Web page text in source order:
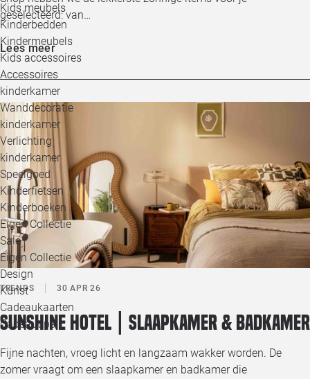
Kids meubels
Kinderbedden
Kindermeubels
Kids accessoires
Accessoires
kinderkamer
Wanddecoratie
kinderkamer
Verlichting
kinderkamer
Speelgoed
Kinderfietsen
Kinderboeken
Eigen Collectie
Sale
Eigen Collectie
Design
Kunst
Cadeaukaarten
Cadeautips
geselecteerd: van…
Lees meer
TRENDS 30 APR 26
Sunshine Hotel | Slaapkamer & badkamer
Fijne nachten, vroeg licht en langzaam wakker worden. De
zomer vraagt om een slaapkamer en badkamer die